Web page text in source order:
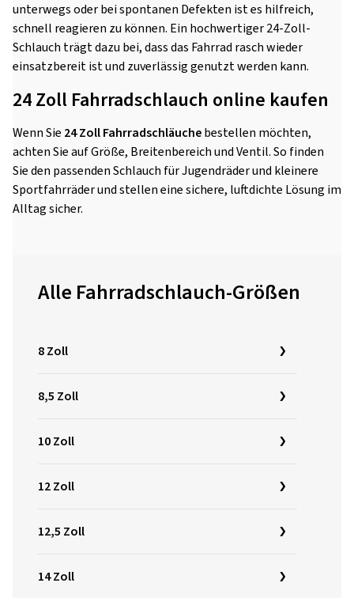
unterwegs oder bei spontanen Defekten ist es hilfreich,
schnell reagieren zu können. Ein hochwertiger 24-Zoll-
Schlauch trägt dazu bei, dass das Fahrrad rasch wieder
einsatzbereit ist und zuverlässig genutzt werden kann.
24 Zoll Fahrradschlauch online kaufen
Wenn Sie 24 Zoll Fahrradschläuchebestellen möchten,
achten Sie auf Größe, Breitenbereich und Ventil. So finden
Sie den passenden Schlauch für Jugendräder und kleinere
Sportfahrräder und stellen eine sichere, luftdichte Lösung im
Alltag sicher.
Alle Fahrradschlauch-Größen
8 Zoll
8,5 Zoll
10 Zoll
12 Zoll
12,5 Zoll
14 Zoll